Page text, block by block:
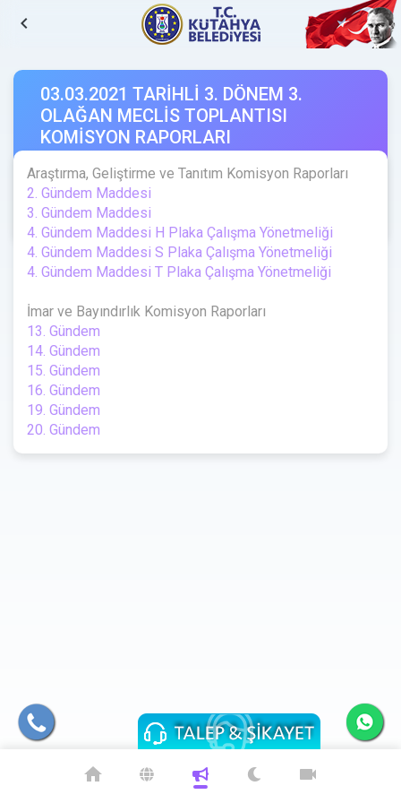
navigate_before
03.03.2021 TARİHLİ 3. DÖNEM 3.
OLAĞAN MECLİS TOPLANTISI
KOMİSYON RAPORLARI
Araştırma, Geliştirme ve Tanıtım Komisyon Raporları
2. Gündem Maddesi
3. Gündem Maddesi
4. Gündem Maddesi H Plaka Çalışma Yönetmeliği
4. Gündem Maddesi S Plaka Çalışma Yönetmeliği
4. Gündem Maddesi T Plaka Çalışma Yönetmeliği
İmar ve Bayındırlık Komisyon Raporları
13. Gündem
14. Gündem
15. Gündem
16. Gündem
19. Gündem
20. Gündem
home videocam